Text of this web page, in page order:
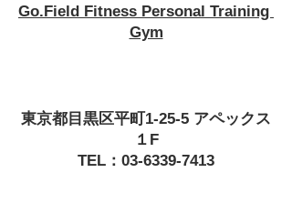
Go.Field Fitness Personal Training
Gym
東京都目黒区平町1-25-5 アペックス
１F
TEL：03-6339-7413